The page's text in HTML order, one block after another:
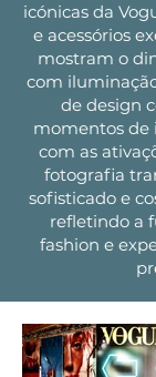
icónicas da
e acessórios
mostram o
com
de design
momentos de
com as
fotografia
sofisticado e
refletindo a
fashion e